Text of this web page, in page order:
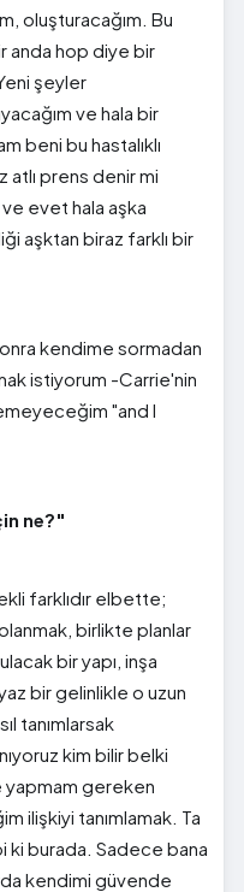
oluşturacağım. Bu
anda hop diye bir
şeyler
ve hala bir
beni bu hastalıklı
prens denir mi
evet hala aşka
aşktan biraz farklı bir
kendime sormadan
istiyorum -Carrie'nin
"and I
ne?"
farklıdır elbette;
birlikte planlar
bir yapı, inşa
bir gelinlikle o uzun
tanımlarsak
kim bilir belki
yapmam gereken
ilişkiyi tanımlamak. Ta
burada. Sadece bana
kendimi güvende